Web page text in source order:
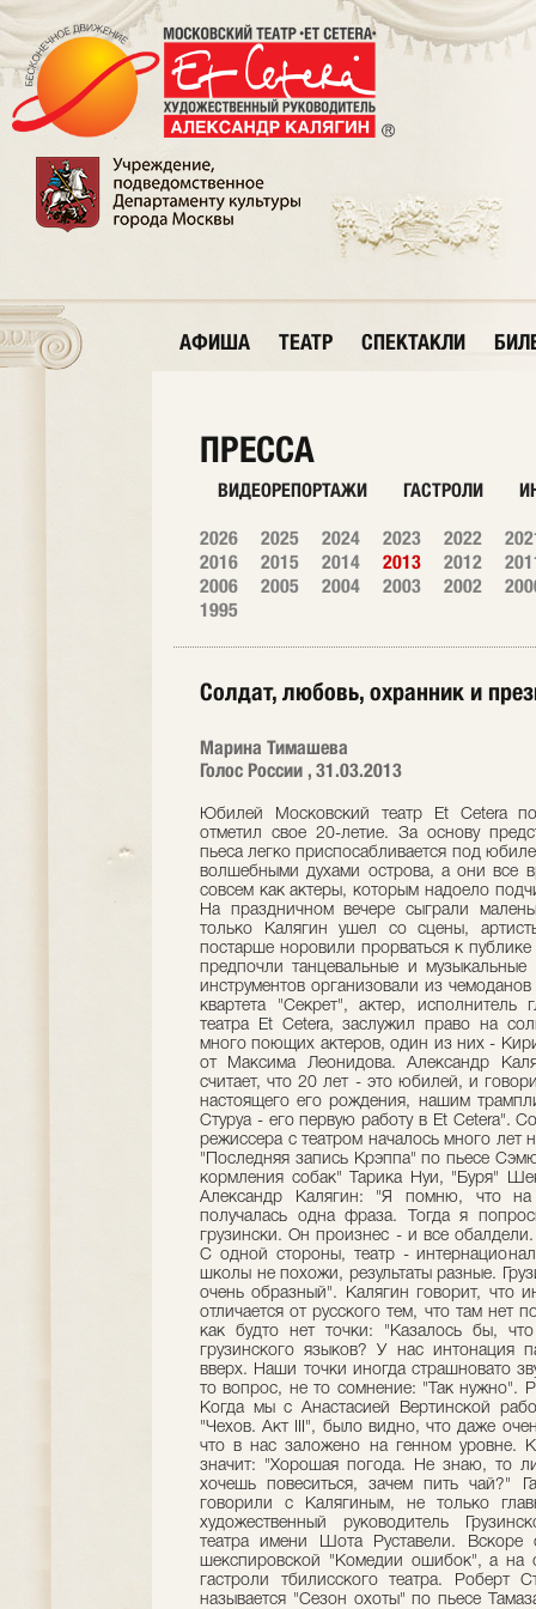
АФИША ТЕАТР СПЕКТАКЛИ
ПРЕССА
ВИДЕОРЕПОРТАЖИ ГАСТРОЛИ
2026 2025 2024 2023 2022
2016
2015 2014 2013 2012
2006
2005 2004 2003 2002
1995
Солдат, любовь, охранник и
Марина Тимашева
Голос России , 31.03.2013
Юбилей Московский театр Et Cetera
отметил свое 20-летие. За основу
пьеса легко приспосабливается под
волшебными духами острова, а они все
совсем как актеры, которым надоело
На праздничном вечере сыграли
только Калягин ушел со сцены,
постарше норовили прорваться к
предпочли танцевальные и
инструментов организовали из
квартета "Секрет", актер,
театра Et Cetera, заслужил право на
много поющих актеров, один из них -
от Максима Леонидова. Александр
считает, что 20 лет - это юбилей, и
настоящего его рождения, нашим
Стуруа - его первую работу в Et Cetera".
режиссера с театром началось много лет
"Последняя запись Крэппа" по пьесе
кормления собак" Тарика Нуи, "Буря"
Александр Калягин: "Я помню, что
получалась одна фраза. Тогда я
грузински. Он произнес - и все
С одной стороны, театр -
школы не похожи, результаты разные.
очень образный". Калягин говорит, что
отличается от русского тем, что там нет
как будто нет точки: "Казалось бы,
грузинского языков? У нас интонация
вверх. Наши точки иногда страшновато
то вопрос, не то сомнение: "Так нужно".
Когда мы с Анастасией Вертинской
"Чехов. Акт III", было видно, что даже
что в нас заложено на генном уровне.
значит: "Хорошая погода. Не знаю, то
хочешь повеситься, зачем пить чай?"
говорили с Калягиным, не только
художественный руководитель
театра имени Шота Руставели.
шекспировской "Комедии ошибок", а на
гастроли тбилисского театра. Роберт
называется "Сезон охоты" по пьесе